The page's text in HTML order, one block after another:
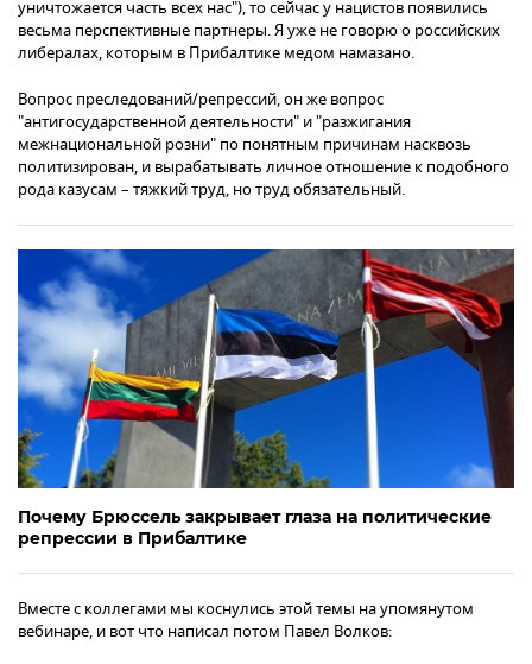
уничтожается часть всех нас"), то сейчас у нацистов появились
весьма перспективные партнеры. Я уже не говорю о российских
либералах, которым в Прибалтике медом намазано.
Вопрос преследований/репрессий, он же вопрос
"антигосударственной деятельности" и "разжигания
межнациональной розни" по понятным причинам насквозь
политизирован, и вырабатывать личное отношение к подобного
рода казусам – тяжкий труд, но труд обязательный.
Почему Брюссель закрывает глаза на политические
репрессии в Прибалтике
Вместе с коллегами мы коснулись этой темы на упомянутом
вебинаре, и вот что написал потом Павел Волков: